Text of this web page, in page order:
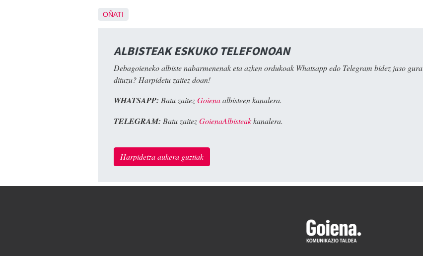
OÑATI
ALBISTEAK ESKUKO TELEFONOAN
Debagoieneko albiste nabarmenenak eta azken ordukoak Whatsapp edo Telegram bidez jaso gura
dituzu? Harpidetu zaitez doan!
WHATSAPP: Batu zaitezGoienaalbisteen kanalera.
TELEGRAM: Batu zaitezGoienaAlbisteakkanalera.
Harpidetza aukera guztiak